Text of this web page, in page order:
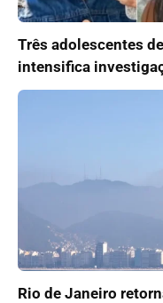
Três adolescentes
intensifica
Rio de Janeiro